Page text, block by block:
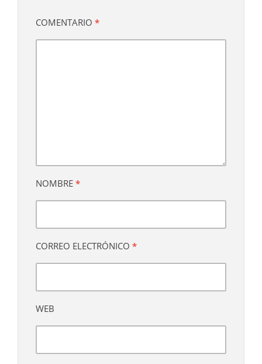
COMENTARIO *
NOMBRE *
CORREO ELECTRÓNICO *
WEB